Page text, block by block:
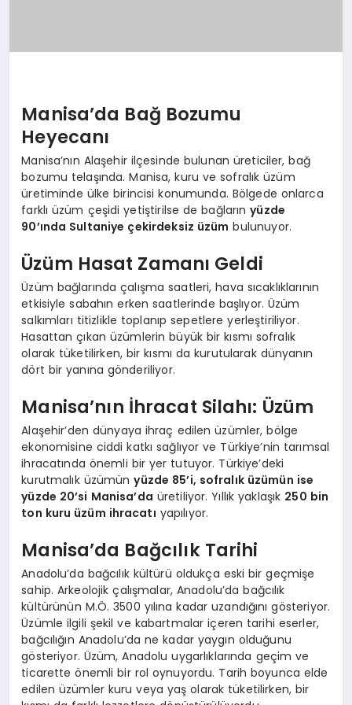
Manisa’da Bağ Bozumu
Heyecanı
Manisa’nın Alaşehir ilçesinde bulunan üreticiler, bağ
bozumu telaşında. Manisa, kuru ve sofralık üzüm
üretiminde ülke birincisi konumunda. Bölgede onlarca
farklı üzüm çeşidi yetiştirilse de bağlarınyüzde
90’ında Sultaniye çekirdeksiz üzüm bulunuyor.
Üzüm Hasat Zamanı Geldi
Üzüm bağlarında çalışma saatleri, hava sıcaklıklarının
etkisiyle sabahın erken saatlerinde başlıyor. Üzüm
salkımları titizlikle toplanıp sepetlere yerleştiriliyor.
Hasattan çıkan üzümlerin büyük bir kısmı sofralık
olarak tüketilirken, bir kısmı da kurutularak dünyanın
dört bir yanına gönderiliyor.
Manisa’nın İhracat Silahı: Üzüm
Alaşehir’den dünyaya ihraç edilen üzümler, bölge
ekonomisine ciddi katkı sağlıyor ve Türkiye’nin tarımsal
ihracatında önemli bir yer tutuyor. Türkiye’deki
kurutmalık üzümünyüzde 85’i, sofralık üzümün ise
yüzde 20’si Manisa’da üretiliyor. Yıllık yaklaşık 250 bin
ton kuru üzüm ihracatı yapılıyor.
Manisa’da Bağcılık Tarihi
Anadolu’da bağcılık kültürü oldukça eski bir geçmişe
sahip. Arkeolojik çalışmalar, Anadolu’da bağcılık
kültürünün M.Ö. 3500 yılına kadar uzandığını gösteriyor.
Üzümle ilgili şekil ve kabartmalar içeren tarihi eserler,
bağcılığın Anadolu’da ne kadar yaygın olduğunu
gösteriyor. Üzüm, Anadolu uygarlıklarında geçim ve
ticarette önemli bir rol oynuyordu. Tarih boyunca elde
edilen üzümler kuru veya yaş olarak tüketilirken, bir